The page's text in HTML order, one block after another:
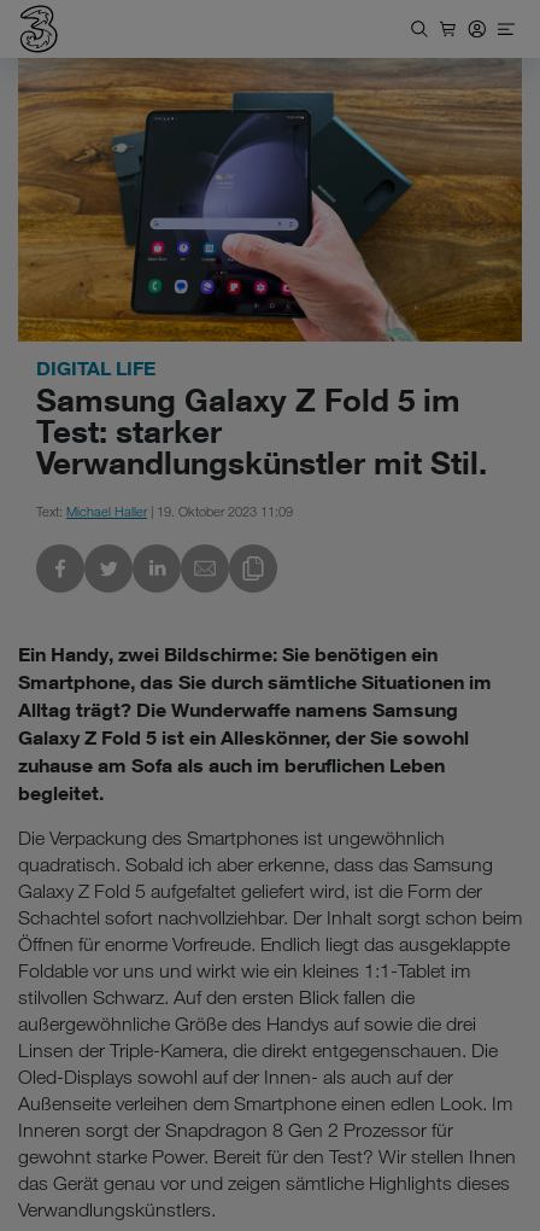
DIGITAL LIFE
Samsung Galaxy Z Fold 5 im
Test: starker
Verwandlungskünstler mit Stil.
Text: Michael Haller| 19. Oktober 2023 11:09
Link des Blogs kopieren
Ein Handy, zwei Bildschirme: Sie benötigen ein
Smartphone, das Sie durch sämtliche Situationen im
Alltag trägt? Die Wunderwaffe namens Samsung
Galaxy Z Fold 5 ist ein Alleskönner, der Sie sowohl
zuhause am Sofa als auch im beruflichen Leben
begleitet.
Die Verpackung des Smartphones ist ungewöhnlich
quadratisch. Sobald ich aber erkenne, dass das Samsung
Galaxy Z Fold 5 aufgefaltet geliefert wird, ist die Form der
Schachtel sofort nachvollziehbar. Der Inhalt sorgt schon beim
Öffnen für enorme Vorfreude. Endlich liegt das ausgeklappte
Foldable vor uns und wirkt wie ein kleines 1:1-Tablet im
stilvollen Schwarz. Auf den ersten Blick fallen die
außergewöhnliche Größe des Handys auf sowie die drei
Linsen der Triple-Kamera, die direkt entgegenschauen. Die
Oled-Displays sowohl auf der Innen- als auch auf der
Außenseite verleihen dem Smartphone einen edlen Look. Im
Inneren sorgt der Snapdragon 8 Gen 2 Prozessor für
gewohnt starke Power. Bereit für den Test? Wir stellen Ihnen
das Gerät genau vor und zeigen sämtliche Highlights dieses
Verwandlungskünstlers.